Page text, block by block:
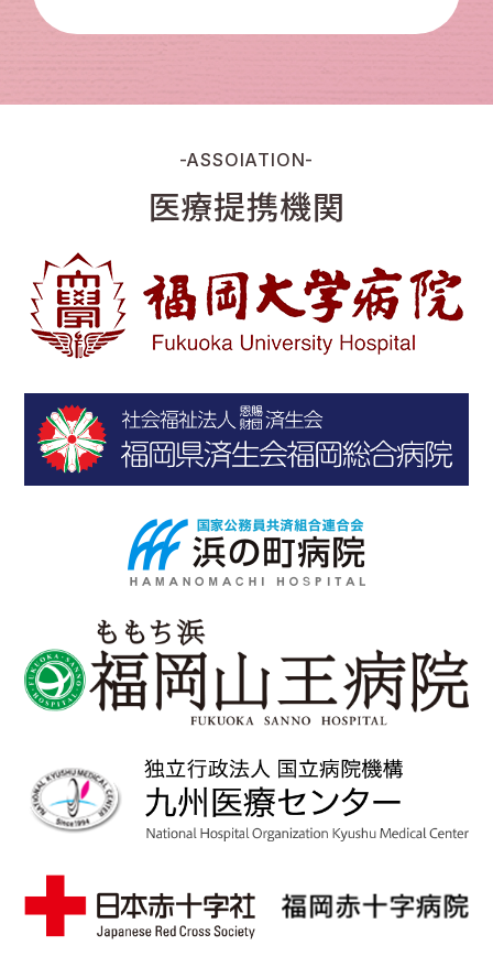
-ASSOIATION-
医療提携機関